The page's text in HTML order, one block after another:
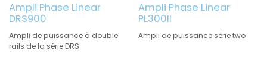
Ampli Phase Linear
DRS900
Ampli de puissance à double
rails de la série DRS
Ampli Phase Linear
PL300II
Ampli de puissance série two